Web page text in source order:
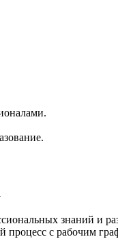
знаний и
процесс с рабочим